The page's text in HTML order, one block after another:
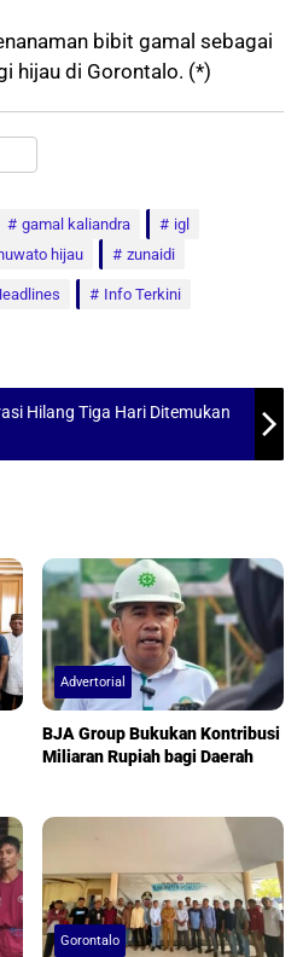
bibit gamal sebagai
hijau di Gorontalo. (*)
gamal kaliandra
igl
hijau zunaidi
Info Terkini
Hilang Tiga Hari Ditemukan
Advertorial
BJA Group Bukukan Kontribusi
Miliaran Rupiah bagi Daerah
Gorontalo